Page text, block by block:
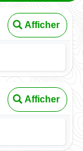
Afficher
Afficher